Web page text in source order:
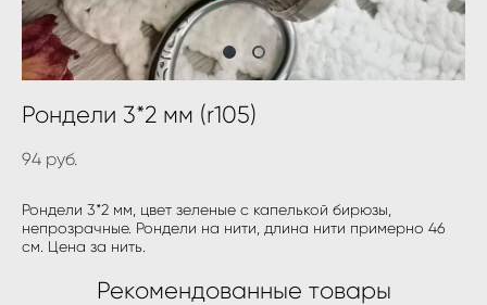
Рондели 3*2 мм (r105)
94 pуб.
Рондели 3*2 мм, цвет зеленые с капелькой бирюзы,
непрозрачные. Рондели на нити, длина нити примерно 46
см. Цена за нить.
Рекомендованные товары